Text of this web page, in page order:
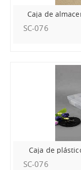
Caja de
SC-076
Caja de
SC-076